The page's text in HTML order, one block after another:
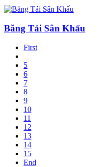
Băng Tải Sân Khấu
First
5
6
7
8
9
10
11
12
13
14
15
End